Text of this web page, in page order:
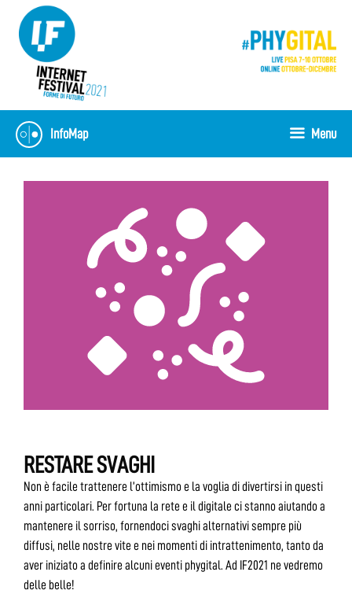
contenuto
InfoMap Menu
RESTARE SVAGHI
Non è facile trattenere l’ottimismo e la voglia di divertirsi in questi
anni particolari. Per fortuna la rete e il digitale ci stanno aiutando a
mantenere il sorriso, fornendoci svaghi alternativi sempre più
diffusi, nelle nostre vite e nei momenti di intrattenimento, tanto da
aver iniziato a definire alcuni eventi phygital. Ad IF2021 ne vedremo
delle belle!